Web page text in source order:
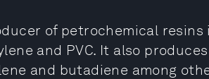
of petrochemical
and PVC. It also
and butadiene among